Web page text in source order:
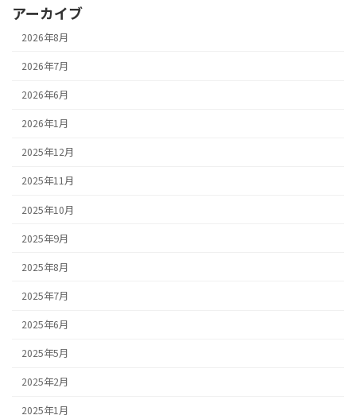
アーカイブ
2026年8月
2026年7月
2026年6月
2026年1月
2025年12月
2025年11月
2025年10月
2025年9月
2025年8月
2025年7月
2025年6月
2025年5月
2025年2月
2025年1月